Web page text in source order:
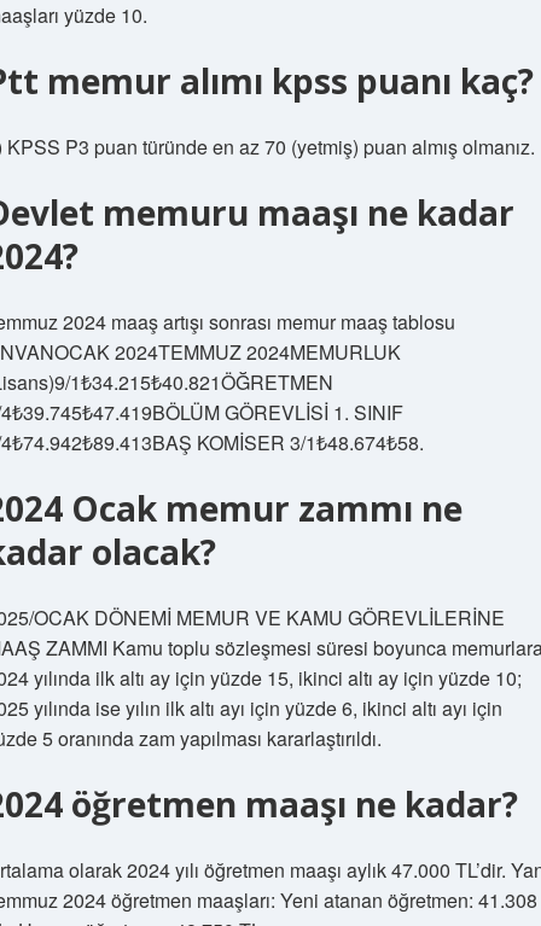
yüzde 10.
memur alımı kpss puanı kaç?
KPSS P3 puan türünde en az 70 (yetmiş) puan almış olmanız.
memuru maaşı ne kadar
2024 maaş artışı sonrası memur maaş tablosu
2024TEMMUZ 2024MEMURLUK
1₺34.215₺40.821ÖĞRETMEN
GÖREVLİSİ 1. SINIF
KOMİSER 3/1₺48.674₺58.
Ocak memur zammı ne
olacak?
OCAK DÖNEMİ MEMUR VE KAMU GÖREVLİLERİNE
ZAMMI Kamu toplu sözleşmesi süresi boyunca
yılında ilk altı ay için yüzde 15, ikinci altı ay için yüzde 10;
yılında ise yılın ilk altı ayı için yüzde 6, ikinci altı ayı için
5 oranında zam yapılması kararlaştırıldı.
öğretmen maaşı ne kadar?
olarak 2024 yılı öğretmen maaşı aylık 47.000 TL’dir.
2024 öğretmen maaşları: Yeni atanan öğretmen: 41.308